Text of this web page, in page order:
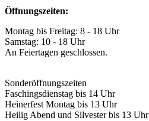
Öffnungszeiten:
Montag bis Freitag: 8 - 18 Uhr
Samstag: 10 - 18 Uhr
An Feiertagen geschlossen.
Sonderöffnungszeiten
Faschingsdienstag bis 14 Uhr
Heinerfest Montag bis 13 Uhr
Heilig Abend und Silvester bis 13 Uhr